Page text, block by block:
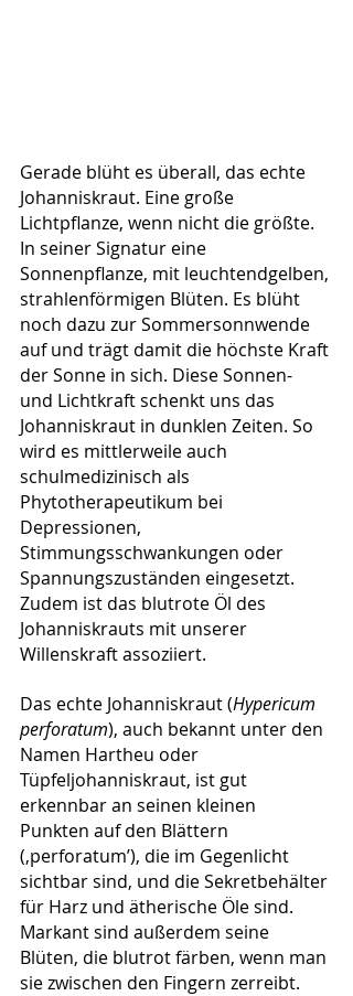
Gerade blüht es überall, das echte
Johanniskraut. Eine große
Lichtpflanze, wenn nicht die größte.
In seiner Signatur eine
Sonnenpflanze, mit leuchtendgelben,
strahlenförmigen Blüten. Es blüht
noch dazu zur Sommersonnwende
auf und trägt damit die höchste Kraft
der Sonne in sich. Diese Sonnen-
und Lichtkraft schenkt uns das
Johanniskraut in dunklen Zeiten. So
wird es mittlerweile auch
schulmedizinisch als
Phytotherapeutikum bei
Depressionen,
Stimmungsschwankungen oder
Spannungszuständen eingesetzt.
Zudem ist das blutrote Öl des
Johanniskrauts mit unserer
Willenskraft assoziiert.
Das echte Johanniskraut (Hypericum
perforatum), auch bekannt unter den
Namen Hartheu oder
Tüpfeljohanniskraut, ist gut
erkennbar an seinen kleinen
Punkten auf den Blättern
(‚perforatum’), die im Gegenlicht
sichtbar sind, und die Sekretbehälter
für Harz und ätherische Öle sind.
Markant sind außerdem seine
Blüten, die blutrot färben, wenn man
sie zwischen den Fingern zerreibt.